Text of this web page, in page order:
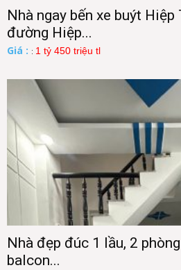
Nhà ngay bến xe buýt Hiệp
đường Hiệp...
Giá : : 1 tỷ 450 triệu tl
Nhà đẹp đúc 1 lầu, 2
balcon...